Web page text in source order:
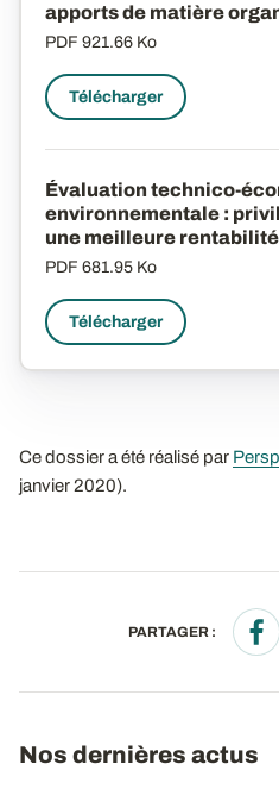
apports de matière
PDF 921.66 Ko
Télécharger
Évaluation technico-
environnementale :
une meilleure rentabilité
PDF 681.95 Ko
Télécharger
Ce dossier a été réalisé par
janvier 2020).
PARTAGER :
Nos dernières actus